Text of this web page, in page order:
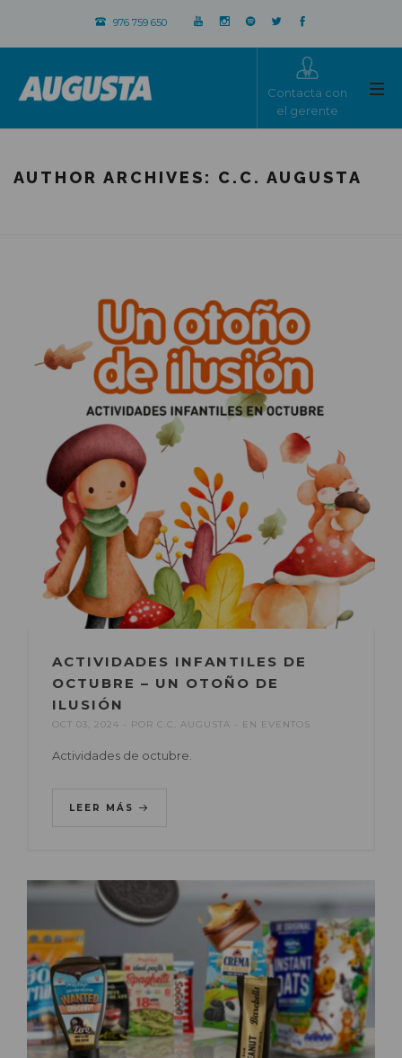
976 759 650
Contacta con
el gerente
AUTHOR ARCHIVES: C.C. AUGUSTA
ACTIVIDADES INFANTILES DE
OCTUBRE – UN OTOÑO DE
ILUSIÓN
OCT 03, 2024 POR C.C. AUGUSTA EN EVENTOS
Actividades de octubre.
LEER MÁS